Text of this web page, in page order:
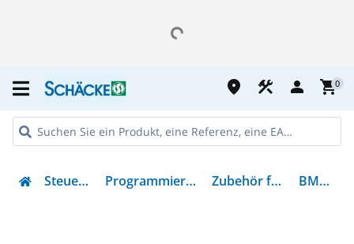
place construction person shopping_cart0
Steuern & Regeln Programmierbare Steuerungen Zubehör für Steuerungen BMXFTB2010